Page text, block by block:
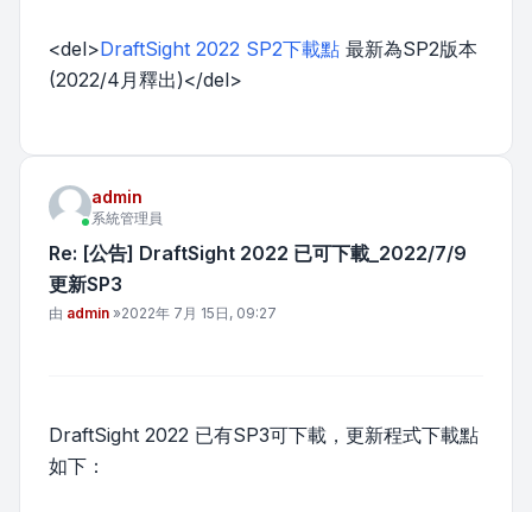
<del>DraftSight 2022 SP2下載點 最新為SP2版本
(2022/4月釋出)</del>
admin
系統管理員
Re: [公告] DraftSight 2022 已可下載_2022/7/9
更新SP3
文章
由 admin »2022年 7月 15日, 09:27
DraftSight 2022 已有SP3可下載，更新程式下載點
如下：